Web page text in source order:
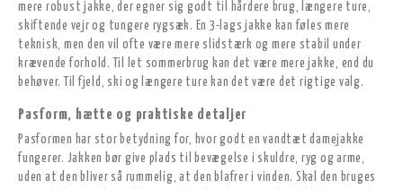
mere robust jakke, der egner sig godt til hårdere brug, længere ture,
skiftende vejr og tungere rygsæk. En 3-lags jakke kan føles mere
teknisk, men den vil ofte være mere slidstærk og mere stabil under
krævende forhold. Til let sommerbrug kan det være mere jakke, end du
behøver. Til fjeld, ski og længere ture kan det være det rigtige valg.
Pasform, hætte og praktiske detaljer
Pasformen har stor betydning for, hvor godt en vandtæt damejakke
fungerer. Jakken bør give plads til bevægelse i skuldre, ryg og arme,
uden at den bliver så rummelig, at den blafrer i vinden. Skal den bruges